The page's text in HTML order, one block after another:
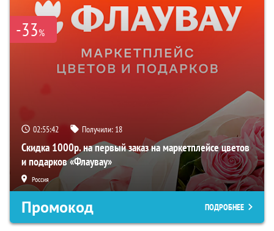
-33%
02:55:40 Получили: 18
Скидка 1000р. на первый заказ на маркетплейсе цветов
и подарков «Флаувау»
Россия
Промокод ПОДРОБНЕЕ